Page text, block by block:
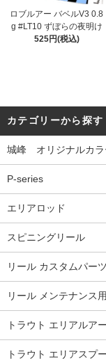
ロブルアー バベルV3 0.8
g #LT10 ずぼらの夜明け
525円(税込)
カテゴリーから探す
城峰 オリジナルカラ
P-series
エリアロッド
スピニングリール
リール カスタムパーツ
リール メンテナンス
トラウト エリアルアー
トラウト エリアスプ